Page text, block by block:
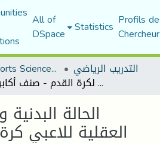
All of
DSpace Statistics Profils
Institute of Sports Sciences and Techniques التدريب الرياضي
الحالة البدنية وعلاقتها بالحالة العقلية للاعبي كرة القدم ( دراسة ميدانية لبعض فرق الجهوي الثاني لرابطة باتنة لكرة القدم - صنف أكابر- )
الحالة البدنية
العقلية للاعبي